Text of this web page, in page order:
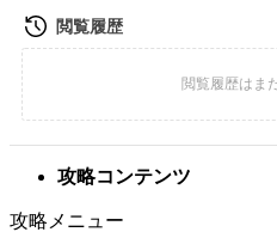
攻略コンテンツ
攻略メニュー